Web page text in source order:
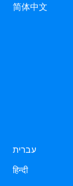
简体中文
עברית
हिन्दी